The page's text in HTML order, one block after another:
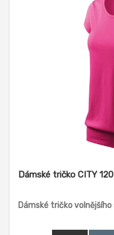
Dámské tričko CITY 120
Dámské tričko